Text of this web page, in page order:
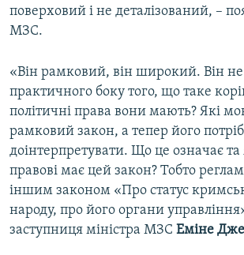
поверховий і не деталізований, –
МЗС.
«Він рамковий, він широкий. Він
практичного боку того, що таке
політичні права вони мають? Які
рамковий закон, а тепер його
доінтерпретувати. Що це означає та
правові має цей закон? Тобто
іншим законом «Про статус
народу, про його органи
заступниця міністра МЗС Еміне